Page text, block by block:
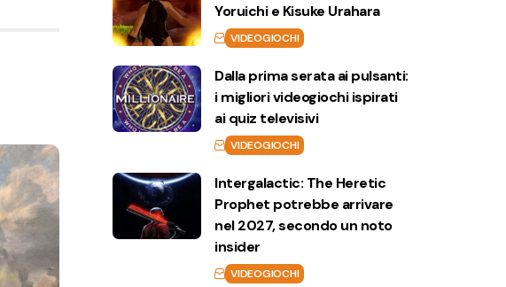
Yoruichi e Kisuke Urahara
VIDEOGIOCHI
Dalla prima serata ai pulsanti:
i migliori videogiochi ispirati
ai quiz televisivi
VIDEOGIOCHI
Intergalactic: The Heretic
Prophet potrebbe arrivare
nel 2027, secondo un noto
insider
VIDEOGIOCHI